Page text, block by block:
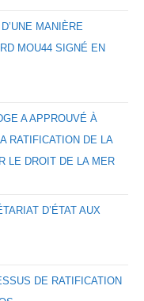
MANIÈRE
MOU44 SIGNÉ EN
A APPROUVÉ À
RATIFICATION DE LA
LE DROIT DE LA MER
D’ÉTAT AUX
DE RATIFICATION